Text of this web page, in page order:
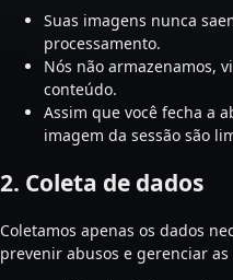
Suas imagens nunca
processamento.
Nós não armazenamos,
conteúdo.
Assim que você fecha a
imagem da sessão são
2. Coleta de dados
Coletamos apenas os dados
prevenir abusos e gerenciar as